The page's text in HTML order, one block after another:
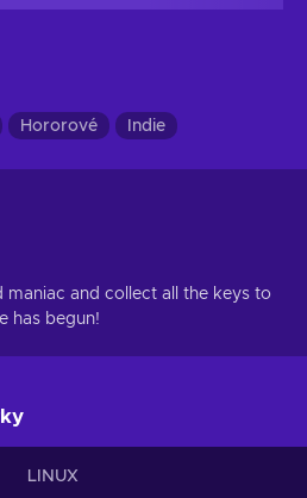
Hororové Indie
maniac and collect all the keys to
has begun!
LINUX